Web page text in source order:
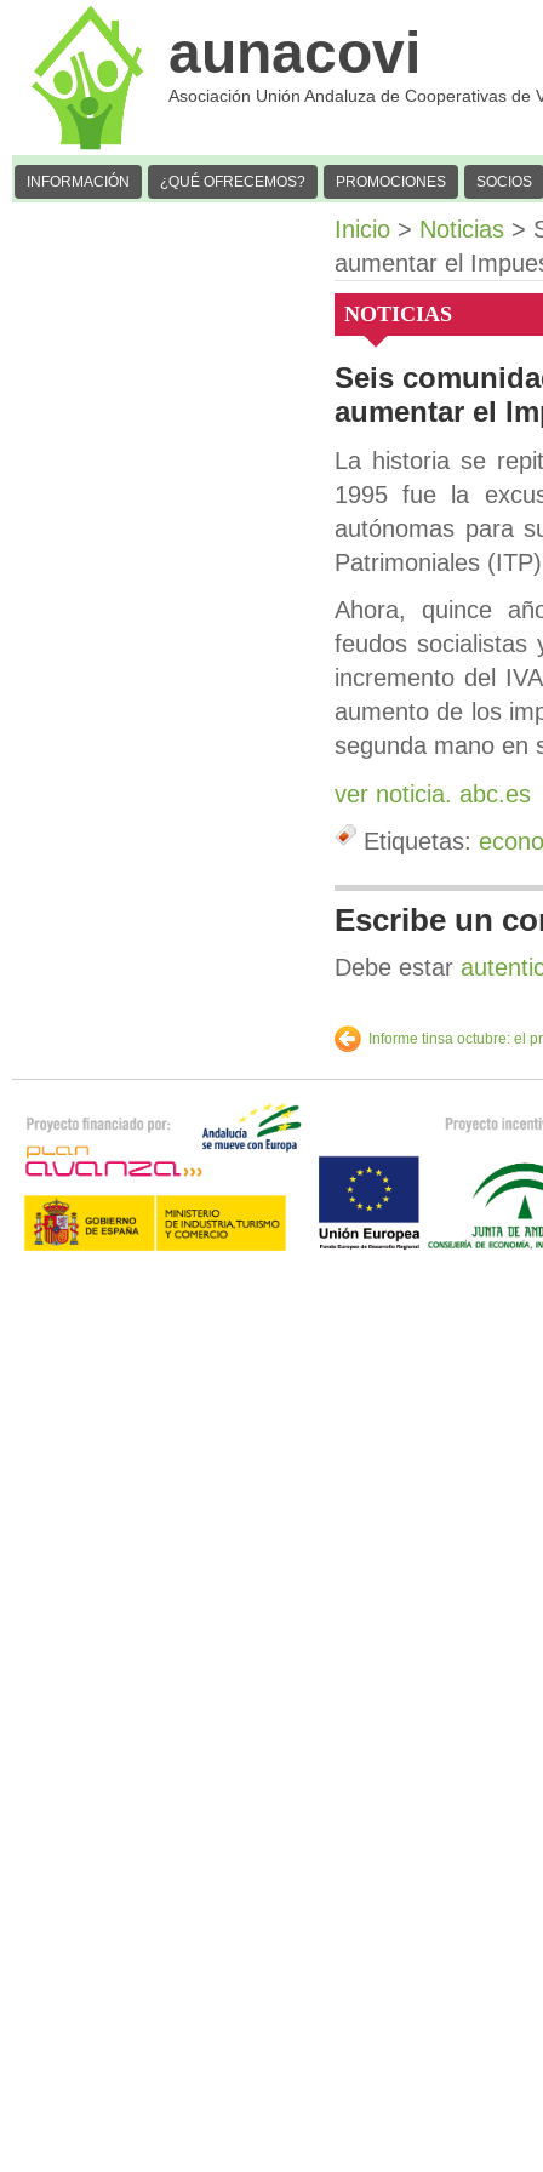
aunacovi
Asociación Unión Andaluza de Cooperativas de
INFORMACIÓN ¿QUÉ OFRECEMOS? PROMOCIONES SOCIOS
Inicio > Noticias >
aumentar el
NOTICIAS
Seis
aumentar el
La historia se
1995 fue la
autónomas para
Patrimoniales
Ahora, quince
feudos
incremento del
aumento de los
segunda mano en
ver noticia. abc.es
Etiquetas:
Escribe un
Debe estar
Informe tinsa octubre: el